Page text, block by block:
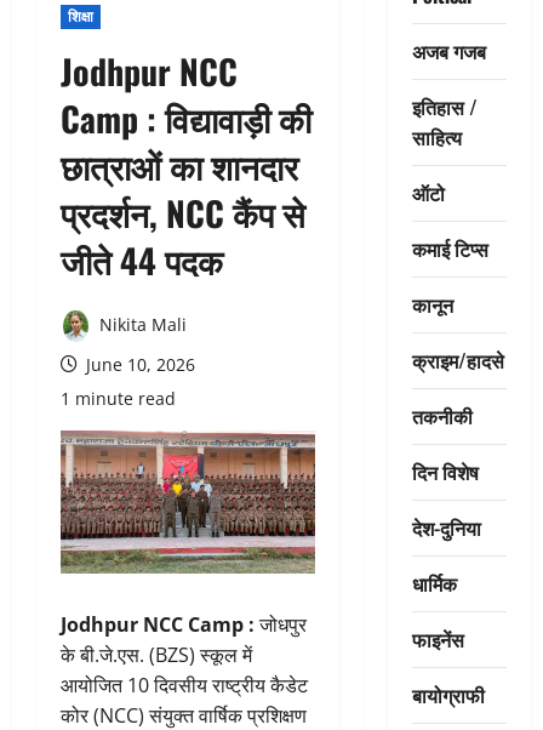
शिक्षा
Jodhpur NCC
Camp : विद्यावाड़ी की
छात्राओं का शानदार
प्रदर्शन, NCC कैंप से
जीते 44 पदक
Nikita Mali
June 10, 2026
1 minute read
Jodhpur NCC Camp :जोधपुर
के बी.जे.एस. (BZS) स्कूल में
आयोजित 10 दिवसीय राष्ट्रीय कैडेट
कोर (NCC) संयुक्त वार्षिक प्रशिक्षण
अजब गजब
इतिहास /
साहित्य
ऑटो
कमाई टिप्स
कानून
क्राइम/हादसे
तकनीकी
दिन विशेष
देश-दुनिया
धार्मिक
फाइनेंस
बायोग्राफी